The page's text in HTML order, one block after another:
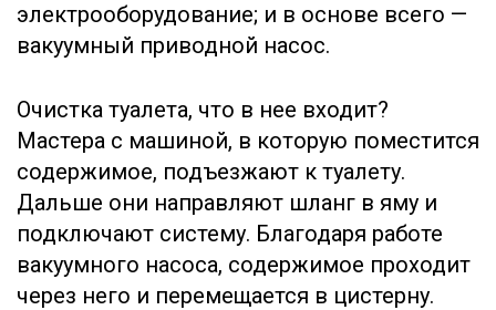
электрооборудование; и в основе всего —
вакуумный приводной насос.
Очистка туалета, что в нее входит?
Мастера с машиной, в которую поместится
содержимое, подъезжают к туалету.
Дальше они направляют шланг в яму и
подключают систему. Благодаря работе
вакуумного насоса, содержимое проходит
через него и перемещается в цистерну.